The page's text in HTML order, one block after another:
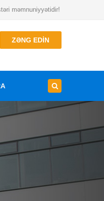
məmnuniyyətidir!
ZƏNG EDIN